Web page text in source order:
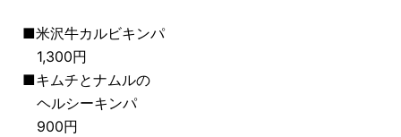
■米沢牛カルビキンパ
1,300円
■キムチとナムルの
ヘルシーキンパ
900円